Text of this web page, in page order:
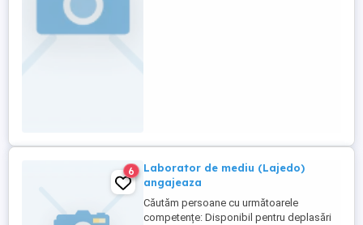
6
Laborator de mediu (Lajedo)
angajeaza
Căutăm persoane cu următoarele
competențe: Disponibil pentru deplasări